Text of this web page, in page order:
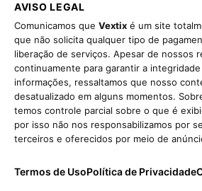
AVISO LEGAL
Comunicamos que Vextix é um site
que não solicita qualquer tipo de
liberação de serviços. Apesar de nossos
continuamente para garantir a
informações, ressaltamos que nosso
desatualizado em alguns momentos.
temos controle parcial sobre o que é
por isso não nos responsabilizamos por
terceiros e oferecidos por meio de
Termos de UsoPolítica de Privacidade